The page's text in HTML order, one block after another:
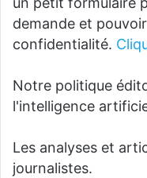
demande et
confidentialité.
Notre politique
l'intelligence
Les analyses et
journalistes.